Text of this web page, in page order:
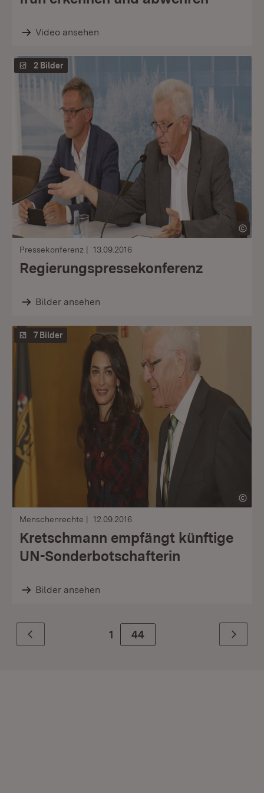
Video ansehen
2 Bilder
Pressekonferenz 13.09.2016
Regierungspressekonferenz
Bilder ansehen
7 Bilder
Menschenrechte 12.09.2016
Kretschmann empfängt künftige
UN-Sonderbotschafterin
Bilder ansehen
Zurück 1 Zur Seite
44 Weiter